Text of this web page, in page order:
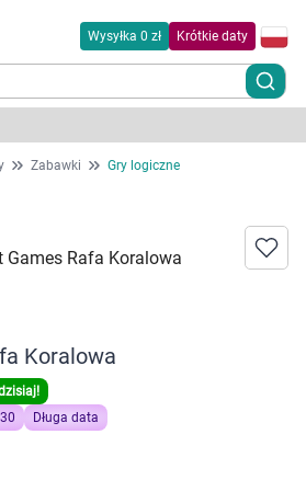
Wysyłka 0 zł Krótkie daty
Zabawki Gry logiczne
Koralowa
Długa data